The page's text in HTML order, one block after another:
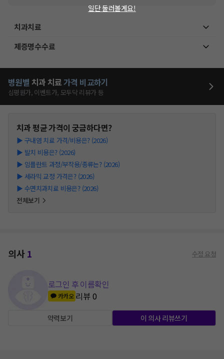
치과치료
제증명수수료
병원별 치과 치료가격 비교하기
심평원가, 이벤트가, 모두닥 리뷰가 등
치과평균 가격이 궁금하다면?
▶ 구내염 치료 가격/비용은? (2026)
▶ 발치 비용은? (2026)
▶ 임플란트 과정/부작용/종류는? (2026)
▶ 세라믹 교정 가격은? (2026)
▶ 수면치과치료 비용은? (2026)
전체보기
의사1 수정 요청
로그인 후 이름확인
카카오 리뷰0
약력보기 이 의사 리뷰쓰기
일단 둘러볼게요!